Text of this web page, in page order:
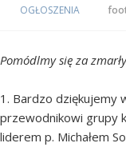
OGŁOSZENIA
Pomódlmy się za
1. Bardzo dziękujemy
przewodnikowi grupy
liderem p. Michałem